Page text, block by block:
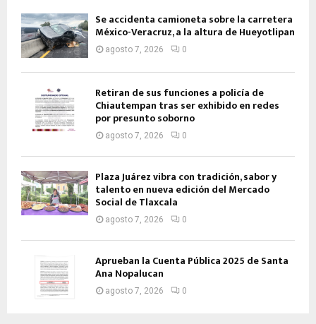
Se accidenta camioneta sobre la carretera
México-Veracruz, a la altura de Hueyotlipan
agosto 7, 2026 0
Retiran de sus funciones a policía de
Chiautempan tras ser exhibido en redes
por presunto soborno
agosto 7, 2026 0
Plaza Juárez vibra con tradición, sabor y
talento en nueva edición del Mercado
Social de Tlaxcala
agosto 7, 2026 0
Aprueban la Cuenta Pública 2025 de Santa
Ana Nopalucan
agosto 7, 2026 0